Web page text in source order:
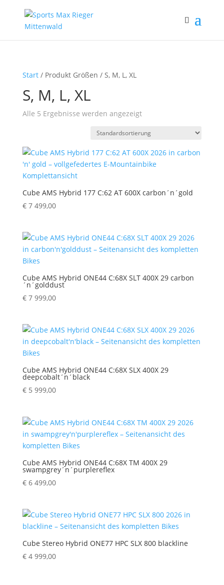
Start/ Produkt Größen / S, M, L, XL
S, M, L, XL
Alle 5 Ergebnisse werden angezeigt
Cube AMS Hybrid 177 C:62 AT 600X carbon´n´gold
€7 499,00
Cube AMS Hybrid ONE44 C:68X SLT 400X 29 carbon
´n´golddust
€7 999,00
Cube AMS Hybrid ONE44 C:68X SLX 400X 29
deepcobalt´n´black
€5 999,00
Cube AMS Hybrid ONE44 C:68X TM 400X 29
swampgrey´n´purplereflex
€6 499,00
Cube Stereo Hybrid ONE77 HPC SLX 800 blackline
€4 999,00